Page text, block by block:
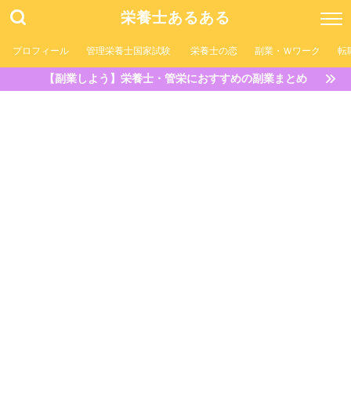
栄養士あるある
プロフィール 管理栄養士国家試験 栄養士の恋 副業・Ｗワーク 転
【副業しよう】栄養士・管栄におすすめの副業まとめ